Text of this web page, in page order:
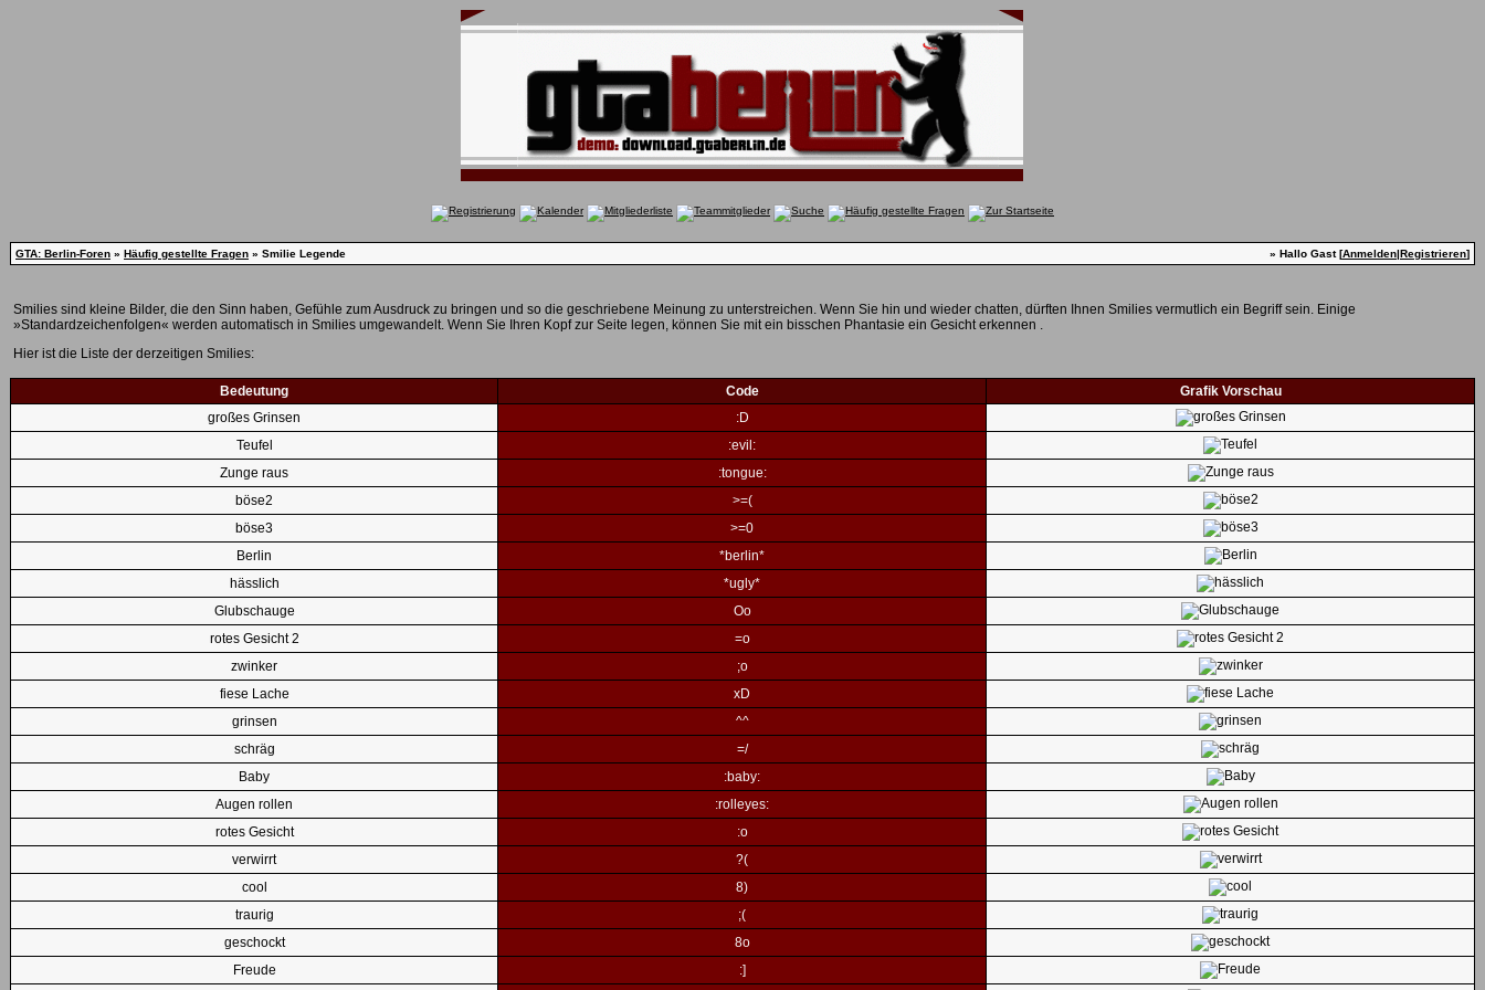
GTA: Berlin-Foren » Häufig gestellte Fragen » Smilie Legende » Hallo Gast [Anmelden|Registrieren]
Smilies sind kleine Bilder, die den Sinn haben, Gefühle zum Ausdruck zu bringen und so die geschriebene Meinung zu unterstreichen. Wenn Sie hin und wieder chatten, dürften Ihnen Smilies vermutlich ein Begriff sein. Einige
»Standardzeichenfolgen« werden automatisch in Smilies umgewandelt. Wenn Sie Ihren Kopf zur Seite legen, können Sie mit ein bisschen Phantasie ein Gesicht erkennen .
Hier ist die Liste der derzeitigen Smilies:
Bedeutung Code
Grafik Vorschau
großes Grinsen
:D
Teufel
:evil:
Zunge raus
:tongue:
böse2
>=(
böse3
>=0
Berlin
*berlin*
hässlich
*ugly*
Glubschauge
Oo
rotes Gesicht 2
=o
zwinker
;o
fiese Lache
xD
grinsen
^^
schräg
=/
Baby
:baby:
Augen rollen
:rolleyes:
rotes Gesicht
:o
verwirrt
?(
cool
8)
traurig
;(
geschockt
8o
Freude
:]